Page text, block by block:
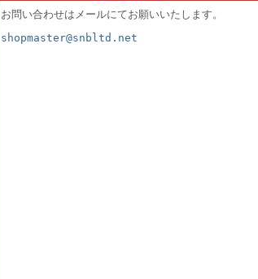
お問い合わせはメールにてお願いいたします。
shopmaster@snbltd.net